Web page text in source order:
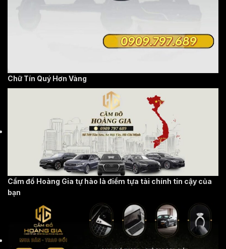
Chữ Tín Quý Hơn Vàng
Cầm đồ Hoàng Gia tự hào là điểm tựa tài chính tin cậy của
bạn